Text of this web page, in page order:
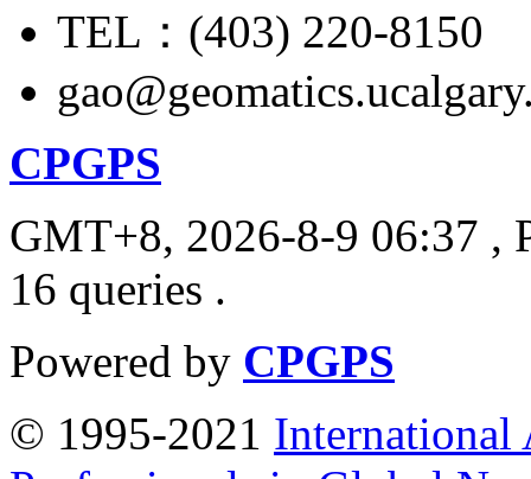
TEL：(403) 220-8150
CPGPS
GMT+8, 2026-8-9 06:37 ,
16 queries .
Powered by CPGPS
© 1995-2021 International